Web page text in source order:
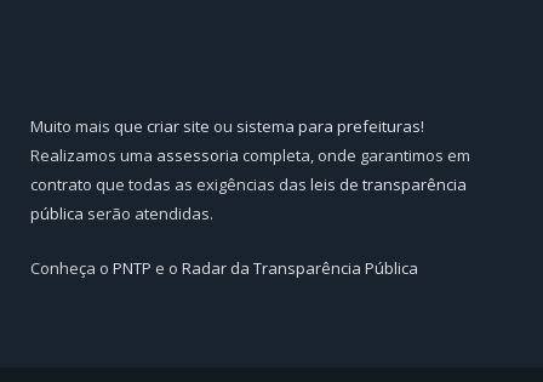
Muito mais que criar site ou sistema para prefeituras!
Realizamos uma assessoria completa, onde garantimos em
contrato que todas as exigências das leis de transparência
pública serão atendidas.
Conheça o PNTP e o Radar da Transparência Pública